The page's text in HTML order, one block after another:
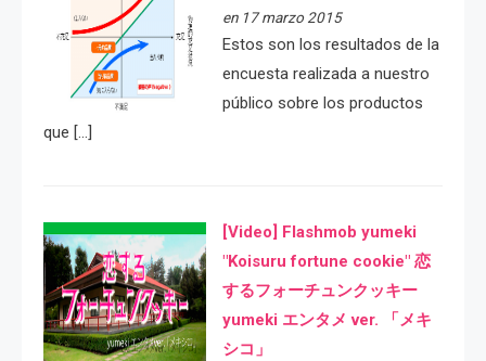
en 17 marzo 2015
Estos son los resultados de la
encuesta realizada a nuestro
público sobre los productos
que […]
[Video] Flashmob yumeki
"Koisuru fortune cookie" 恋
するフォーチュンクッキー
yumeki エンタメ ver. 「メキ
シコ」